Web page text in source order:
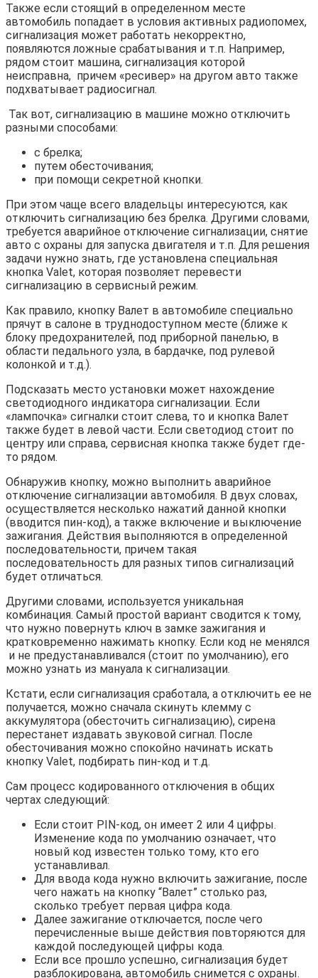
Также если стоящий в определенном месте
автомобиль попадает в условия активных радиопомех,
сигнализация может работать некорректно,
появляются ложные срабатывания и т.п. Например,
рядом стоит машина, сигнализация которой
неисправна, причем «ресивер» на другом авто также
подхватывает радиосигнал.
Так вот, сигнализацию в машине можно отключить
разными способами:
с брелка;
путем обесточивания;
при помощи секретной кнопки.
При этом чаще всего владельцы интересуются, как
отключить сигнализацию без брелка. Другими словами,
требуется аварийное отключение сигнализации, снятие
авто с охраны для запуска двигателя и т.п. Для решения
задачи нужно знать, где установлена специальная
кнопка Valet, которая позволяет перевести
сигнализацию в сервисный режим.
Как правило, кнопку Валет в автомобиле специально
прячут в салоне в труднодоступном месте (ближе к
блоку предохранителей, под приборной панелью, в
области педального узла, в бардачке, под рулевой
колонкой и т.д.).
Подсказать место установки может нахождение
светодиодного индикатора сигнализации. Если
«лампочка» сигналки стоит слева, то и кнопка Валет
также будет в левой части. Если светодиод стоит по
центру или справа, сервисная кнопка также будет где-
то рядом.
Обнаружив кнопку, можно выполнить аварийное
отключение сигнализации автомобиля. В двух словах,
осуществляется несколько нажатий данной кнопки
(вводится пин-код), а также включение и выключение
зажигания. Действия выполняются в определенной
последовательности, причем такая
последовательность для разных типов сигнализаций
будет отличаться.
Другими словами, используется уникальная
комбинация. Самый простой вариант сводится к тому,
что нужно повернуть ключ в замке зажигания и
кратковременно нажимать кнопку. Если код не менялся
и не предустанавливался (стоит по умолчанию), его
можно узнать из мануала к сигнализации.
Кстати, если сигнализация сработала, а отключить ее не
получается, можно сначала скинуть клемму с
аккумулятора (обесточить сигнализацию), сирена
перестанет издавать звуковой сигнал. После
обесточивания можно спокойно начинать искать
кнопку Valet, подбирать пин-код и т.д.
Сам процесс кодированного отключения в общих
чертах следующий:
Если стоит PIN-код, он имеет 2 или 4 цифры.
Изменение кода по умолчанию означает, что
новый код известен только тому, кто его
устанавливал.
Для ввода кода нужно включить зажигание, после
чего нажать на кнопку “Валет” столько раз,
сколько требует первая цифра кода.
Далее зажигание отключается, после чего
перечисленные выше действия повторяются для
каждой последующей цифры кода.
Если все прошло успешно, сигнализация будет
разблокирована, автомобиль снимется с охраны.